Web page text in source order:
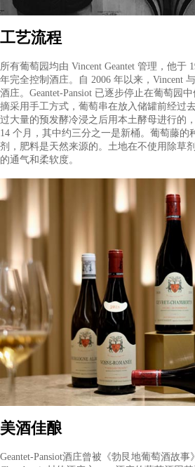
Rois 和 Croisettes 葡萄园等地块外，该
Chambolle-Musigny 葡萄园。
工艺流程
所有葡萄园均由 Vincent Geantet 管理
年完全控制酒庄。自 2006 年以来，
酒庄。Geantet-Pansiot 已逐步停止在葡
过大量的预发酵冷浸之后用本土酵母进
剂，肥料是天然来源的。土地在不使用